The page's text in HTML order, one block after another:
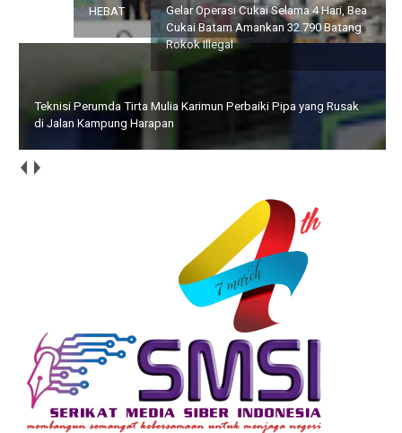
Rokok Illegal
Teknisi Perumda Tirta Mulia Karimun Perbaiki Pipa yang Rusak
di Jalan Kampung Harapan